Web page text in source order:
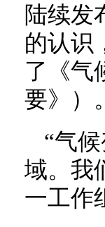
陆续发
的认识
了《气
要》）。
“气
域。我
一工作